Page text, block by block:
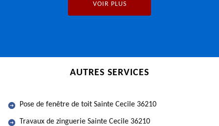
VOIR PLUS
AUTRES SERVICES
Pose de fenêtre de toit Sainte Cecile 36210
Travaux de zinguerie Sainte Cecile 36210